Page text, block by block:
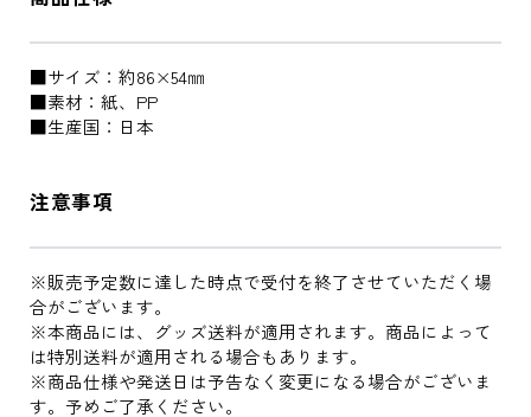
■サイズ：約86×54㎜
■素材：紙、PP
■生産国：日本
注意事項
※販売予定数に達した時点で受付を終了させていただく場
合がございます。
※本商品には、グッズ送料が適用されます。商品によって
は特別送料が適用される場合もあります。
※商品仕様や発送日は予告なく変更になる場合がございま
す。予めご了承ください。